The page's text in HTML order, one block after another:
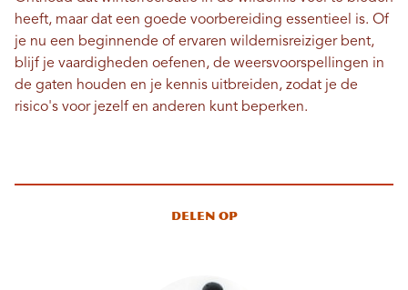
heeft, maar dat een goede voorbereiding essentieel is. Of
je nu een beginnende of ervaren wildernisreiziger bent,
blijf je vaardigheden oefenen, de weersvoorspellingen in
de gaten houden en je kennis uitbreiden, zodat je de
risico's voor jezelf en anderen kunt beperken.
Delen op